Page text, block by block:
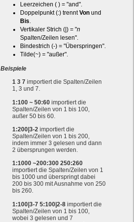
Leerzeichen ( ) = "and".
Doppelpunkt (:) trenntVon und
Bis
Vertikaler Strich (|) = "n
Spalten/Zeilen lesen".
Bindestrich (-) = "Überspringen".
Tilde(~) = "außer".
Beispiele
1 3 7 importiert die Spalten/Zeilen
1, 3 und 7.
1:100 ~ 50:60 importiert die
Spalten/Zeilen von 1 bis 100,
außer 50 bis 60.
1:200|3-2 importiert die
Spalten/Zeilen von 1 bis 200,
indem immer 3 gelesen und dann
2 übersprungen werden.
1:1000 ~200:300 250:260
importiert die Spalten/Zeilen von 1
bis 1000 und überspringt dabei
200 bis 300 mit Ausnahme von 250
bis 260.
1:100|3-7 5:100|2-8 importiert die
Spalten/Zeilen von 1 bis 100,
wobei 3 gelesen und 7